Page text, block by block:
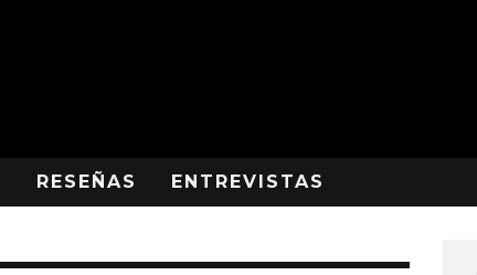
RESEÑAS ENTREVISTAS